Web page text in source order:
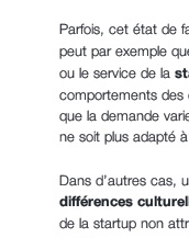
Parfois, cet état de
peut par exemple
ou le service de la
comportements des
que la demande
ne soit plus adapté
Dans d’autres cas,
différences
de la startup non